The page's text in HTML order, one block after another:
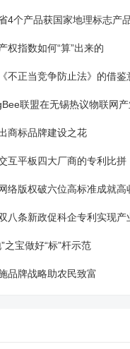
4个产品获国家地理标志产
权指数如何“算”出来的
不正当竞争防止法》的借鉴
联盟在无锡热议物联网
商标品牌建设之花
互平板四大厂商的专利比拼
络版权破六位高标准成就高
八条新政促科企专利实现产
之宝做好“标”杆示范
品牌战略助农民致富